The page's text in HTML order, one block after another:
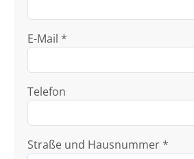
E-Mail *
Telefon
Straße und Hausnummer *